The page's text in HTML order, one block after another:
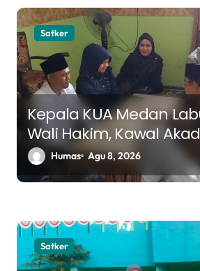
Satker
Kepala KUA Medan
Wali Hakim, Kawal
Menuju Keluarga
Humas Agu 8, 2026
Satker